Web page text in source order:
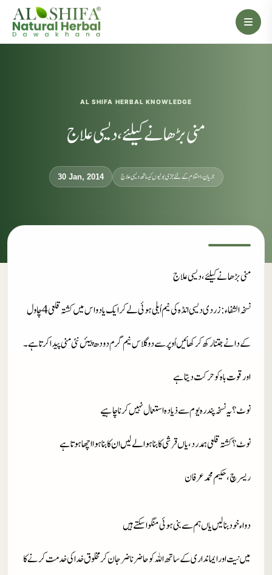
AL SHIFA HERBAL KNOWLEDGE
منی بڑھانے کیلئے، دیسی علاج
30 Jan, 2014 جریان، احتلام کےلئے جڑی بوٹیوں کیساتھ دیسی علاج
منی بڑھانے کیلئے، دیسی علاج
نسخہ الشفاء
: زردی دیسی انڈہ کی نیم اُبلی ہوئی لے کر ایک یا دو اس میں کشتہ قلعی 4 چاول
کے دانے جتنا رکھ کر کھائیں اُوپر سےدو گلاس نیم گرم دودھ پیئں نئی منی پیدا کرتا ہے ۔
اور قوت باہ کو حرکت دیتا ہے
نوٹ؟ یہ نسخہ پندرہ یوم سے ذیادہ استعمال نہیں کرنا چاہیے
نوٹ؟ کشتہ قلعی ہمدرد،یاں قرشی کا بنا ہوا لےلیں ان کا بنا ہوا اچھا ہوتا ہے
ریسرچ،حکیم محمد عرفان
دواء خود بنا لیں یاں ہم سے بنی ہوئی منگوا سکتے ہیں
میں نیت اور ایمانداری کے ساتھ اللہ کو حاضر ناضر جان کر مخلوق خدا کی خدمت کرنے کا